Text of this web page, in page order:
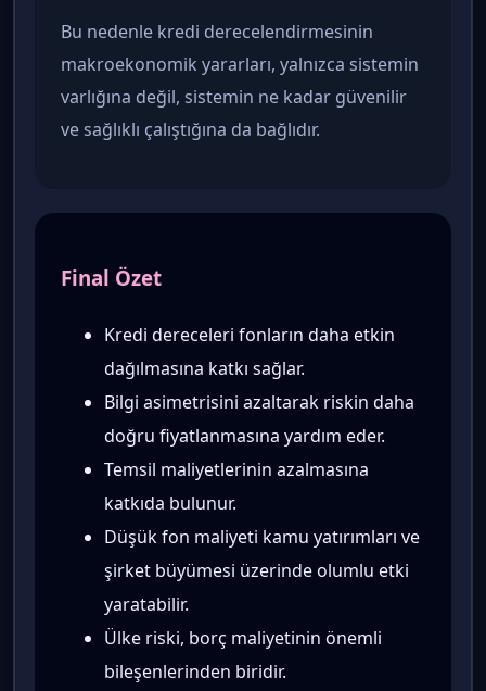
Bu nedenle kredi derecelendirmesinin
makroekonomik yararları, yalnızca sistemin
varlığına değil, sistemin ne kadar güvenilir
ve sağlıklı çalıştığına da bağlıdır.
Final Özet
Kredi dereceleri fonların daha etkin
dağılmasına katkı sağlar.
Bilgi asimetrisini azaltarak riskin daha
doğru fiyatlanmasına yardım eder.
Temsil maliyetlerinin azalmasına
katkıda bulunur.
Düşük fon maliyeti kamu yatırımları ve
şirket büyümesi üzerinde olumlu etki
yaratabilir.
Ülke riski, borç maliyetinin önemli
bileşenlerinden biridir.